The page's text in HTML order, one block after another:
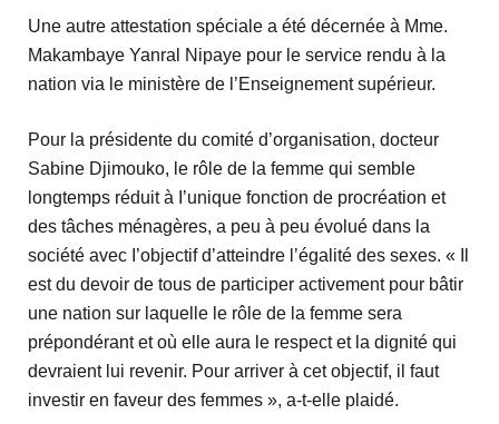
Une autre attestation spéciale a été décernée à Mme.
Makambaye Yanral Nipaye pour le service rendu à la
nation via le ministère de l’Enseignement supérieur.
Pour la présidente du comité d’organisation, docteur
Sabine Djimouko, le rôle de la femme qui semble
longtemps réduit à I’unique fonction de procréation et
des tâches ménagères, a peu à peu évolué dans la
société avec I’objectif d’atteindre l’égalité des sexes. « Il
est du devoir de tous de participer activement pour bâtir
une nation sur laquelle le rôle de la femme sera
prépondérant et où elle aura le respect et la dignité qui
devraient lui revenir. Pour arriver à cet objectif, il faut
investir en faveur des femmes », a-t-elle plaidé.